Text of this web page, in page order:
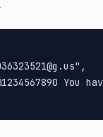
You